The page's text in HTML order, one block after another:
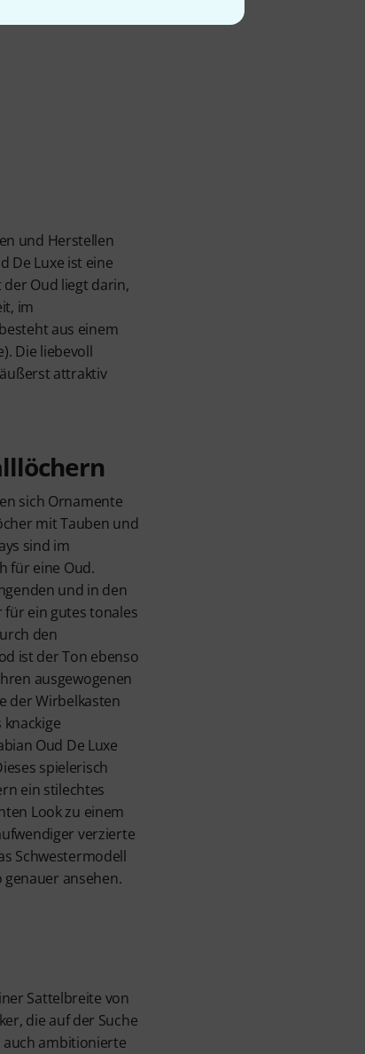
und Herstellen
De Luxe ist eine
Oud liegt darin,
im
aus einem
Die liebevoll
attraktiv
sich Ornamente
mit Tauben und
sind im
für eine Oud.
und in den
für ein gutes tonales
den
ist der Ton ebenso
ausgewogenen
der Wirbelkasten
Oud De Luxe
spielerisch
ein stilechtes
Look zu einem
verzierte
Schwestermodell
ansehen.
Sattelbreite von
die auf der Suche
auch ambitionierte